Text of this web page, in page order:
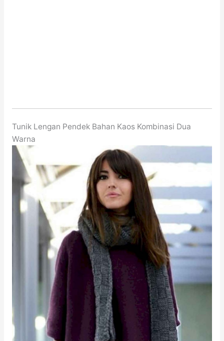
Tunik Lengan Pendek Bahan Kaos Kombinasi Dua
Warna